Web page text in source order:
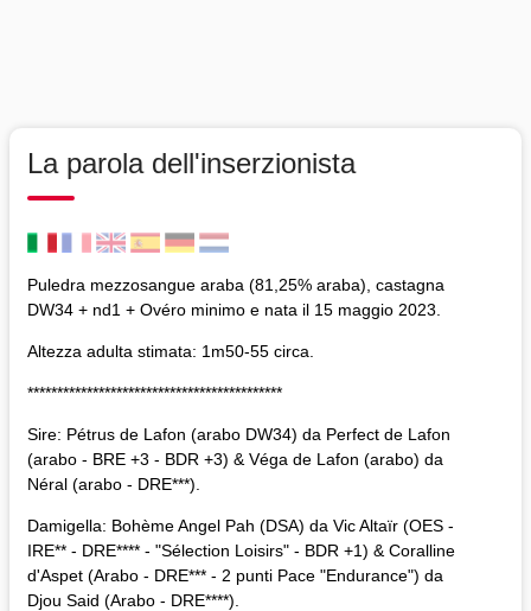
La parola dell'inserzionista
Puledra mezzosangue araba (81,25% araba), castagna
DW34 + nd1 + Ovéro minimo e nata il 15 maggio 2023.
Altezza adulta stimata: 1m50-55 circa.
*******************************************
Sire: Pétrus de Lafon (arabo DW34) da Perfect de Lafon
(arabo - BRE +3 - BDR +3) & Véga de Lafon (arabo) da
Néral (arabo - DRE***).
Damigella: Bohème Angel Pah (DSA) da Vic Altaïr (OES -
IRE** - DRE**** - "Sélection Loisirs" - BDR +1) & Coralline
d'Aspet (Arabo - DRE*** - 2 punti Pace "Endurance") da
Djou Said (Arabo - DRE****).